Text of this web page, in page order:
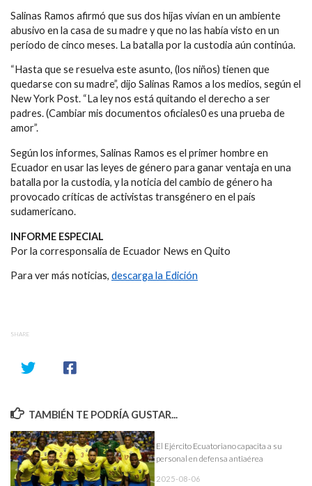
Salinas Ramos afirmó que sus dos hijas vivían en un ambiente
abusivo en la casa de su madre y que no las había visto en un
período de cinco meses. La batalla por la custodia aún continúa.
“Hasta que se resuelva este asunto, (los niños) tienen que
quedarse con su madre”, dijo Salinas Ramos a los medios, según el
New York Post. “La ley nos está quitando el derecho a ser
padres. (Cambiar mis documentos oficiales0 es una prueba de
amor”.
Según los informes, Salinas Ramos es el primer hombre en
Ecuador en usar las leyes de género para ganar ventaja en una
batalla por la custodia, y la noticia del cambio de género ha
provocado críticas de activistas transgénero en el país
sudamericano.
INFORME ESPECIAL
Por la corresponsalía de Ecuador News en Quito
Para ver más noticias, descarga la Edición
SHARE
TAMBIÉN TE PODRÍA GUSTAR...
El Ejército Ecuatoriano capacita a su
personal en defensa antiaérea
2025-08-06